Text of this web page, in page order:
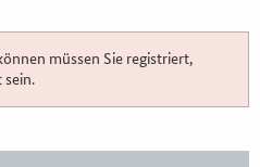
müssen Sie registriert,